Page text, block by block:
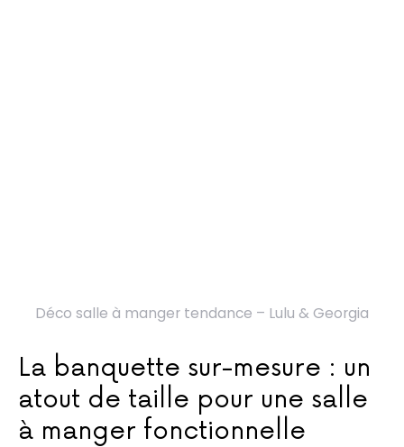
Déco salle à manger tendance – Lulu & Georgia
La banquette sur-mesure : un
atout de taille pour une salle
à manger fonctionnelle